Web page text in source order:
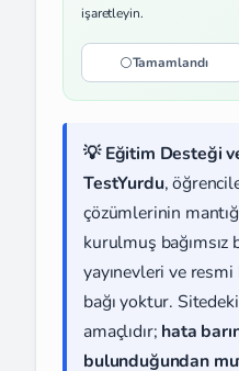
işaretleyin.
Tamamlandı
💡 Eğitim Desteği
TestYurdu,
çözümlerinin
kurulmuş
yayınevleri ve
bağı yoktur.
amaçlıdır; hata
bulunduğundan